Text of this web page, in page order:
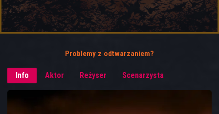
Problemy z odtwarzaniem?
Info Aktor Reżyser Scenarzysta